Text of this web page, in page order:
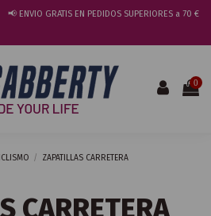
📢 ENVIO GRATIS EN PEDIDOS SUPERIORES a 70 €
0
ZAPATILLAS CARRETERA
CARRETERA